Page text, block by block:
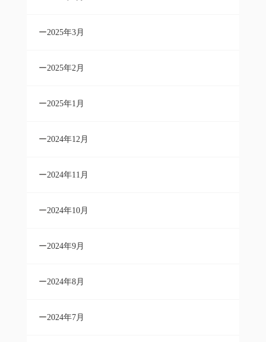
2025年3月
2025年2月
2025年1月
2024年12月
2024年11月
2024年10月
2024年9月
2024年8月
2024年7月